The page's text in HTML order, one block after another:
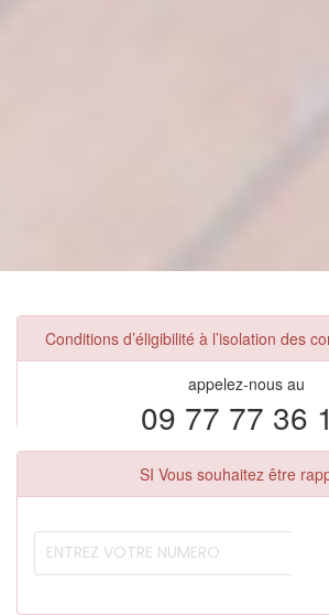
Conditions d’éligibilité à l’isolation des
appelez-nous au
09 77 77 36
SI Vous souhaitez être